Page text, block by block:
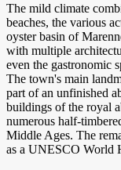
The mild climate
beaches, the various
oyster basin of
with multiple
even the gastronomic
The town's main
part of an unfinished
buildings of the royal
numerous half-
Middle Ages. The
as a UNESCO World